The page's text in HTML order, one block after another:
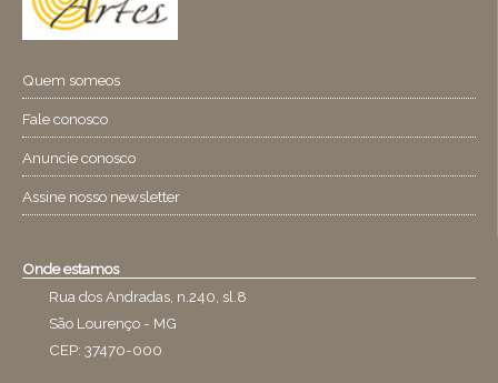
Quem someos
Fale conosco
Anuncie conosco
Assine nosso newsletter
Onde estamos
Rua dos Andradas, n.240, sl.8
São Lourenço - MG
CEP: 37470-000